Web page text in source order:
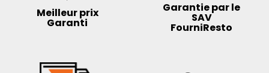
Meilleur prix
Garanti
Garantie par le
SAV
FourniResto